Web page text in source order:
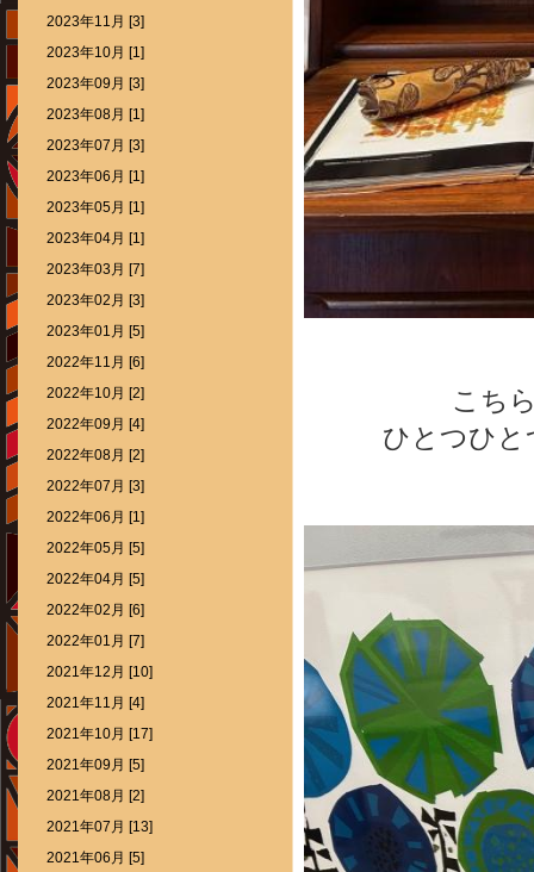
こち
ひとつひと
2023年11月 [3]
2023年10月 [1]
2023年09月 [3]
2023年08月 [1]
2023年07月 [3]
2023年06月 [1]
2023年05月 [1]
2023年04月 [1]
2023年03月 [7]
2023年02月 [3]
2023年01月 [5]
2022年11月 [6]
2022年10月 [2]
2022年09月 [4]
2022年08月 [2]
2022年07月 [3]
2022年06月 [1]
2022年05月 [5]
2022年04月 [5]
2022年02月 [6]
2022年01月 [7]
2021年12月 [10]
2021年11月 [4]
2021年10月 [17]
2021年09月 [5]
2021年08月 [2]
2021年07月 [13]
2021年06月 [5]